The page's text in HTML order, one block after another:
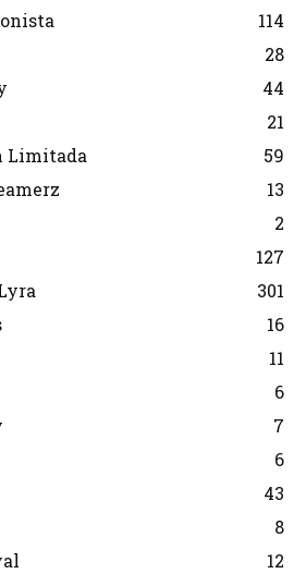
114
28
44
21
Limitada
59
13
2
127
301
16
11
6
7
6
43
8
12